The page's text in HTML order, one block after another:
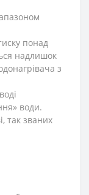
понад
надлишок
з
води.
так званих